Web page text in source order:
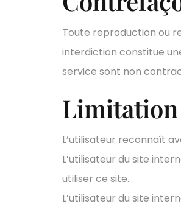
Toute reproduction ou
interdiction constitue
service sont non
Limitation
L’utilisateur reconnaît
L’utilisateur du site
utiliser ce site.
L’utilisateur du site